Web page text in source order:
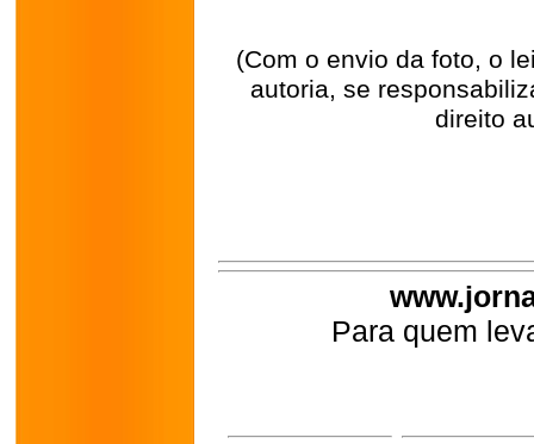
(Com o envio da foto, o
autoria, se
direito
Para quem